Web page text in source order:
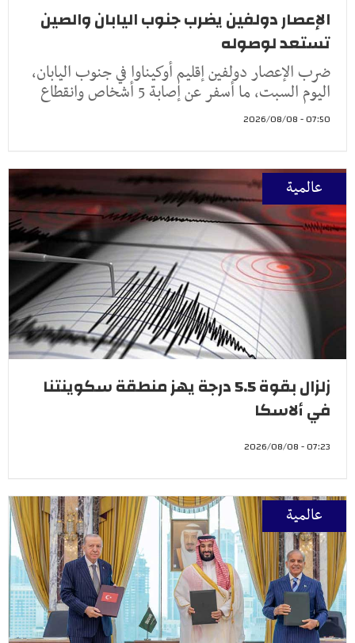
الإعصار دولفين يضرب جنوب اليابان والصين
تستعد لوصوله
ضرب الإعصار دولفين إقليم أوكيناوا في جنوب اليابان،
اليوم السبت، ما أسفر عن إصابة 5 أشخاص وانقطاع
07:50 - 2026/08/08
عالمية
زلزال بقوة 5.5 درجة يهز منطقة سكوينتنا
في ألاسكا
07:23 - 2026/08/08
عالمية